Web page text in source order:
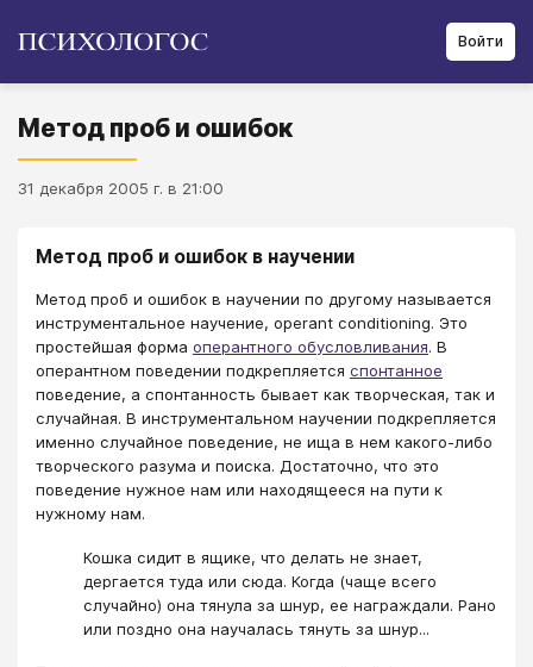
Войти
Метод проб и ошибок
31 декабря 2005 г. в 21:00
Метод проб и ошибок в научении
Метод проб и ошибок в научении по другому называется
инструментальное научение, operant conditioning. Это
простейшая форма оперантного обусловливания. В
оперантном поведении подкрепляется спонтанное
поведение, а спонтанность бывает как творческая, так и
случайная. В инструментальном научении подкрепляется
именно случайное поведение, не ища в нем какого-либо
творческого разума и поиска. Достаточно, что это
поведение нужное нам или находящееся на пути к
нужному нам.
Кошка сидит в ящике, что делать не знает,
дергается туда или сюда. Когда (чаще всего
случайно) она тянула за шнур, ее награждали. Рано
или поздно она научалась тянуть за шнур...